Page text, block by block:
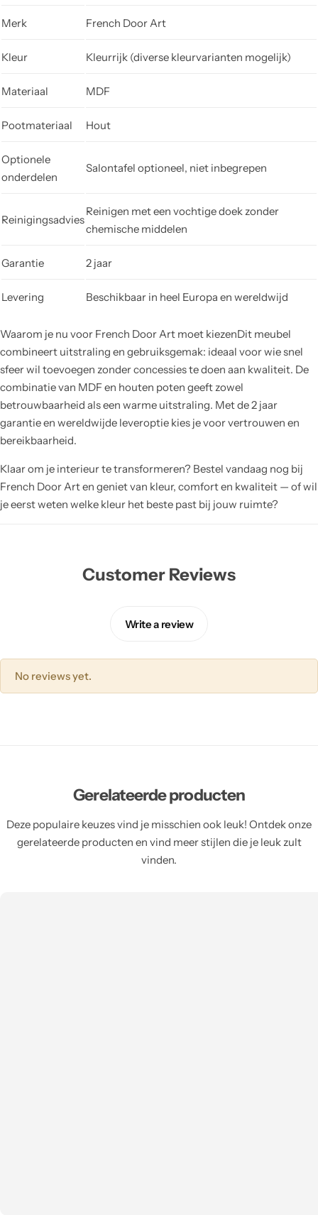
Merk French Door Art
Kleur Kleurrijk (diverse kleurvarianten mogelijk)
Materiaal MDF
Pootmateriaal Hout
Optionele
onderdelen
Salontafel optioneel, niet inbegrepen
Reinigingsadvies
Reinigen met een vochtige doek zonder
chemische middelen
Garantie 2 jaar
Levering Beschikbaar in heel Europa en wereldwijd
Waarom je nu voor French Door Art moet kiezenDit meubel
combineert uitstraling en gebruiksgemak: ideaal voor wie snel
sfeer wil toevoegen zonder concessies te doen aan kwaliteit. De
combinatie van MDF en houten poten geeft zowel
betrouwbaarheid als een warme uitstraling. Met de 2 jaar
garantie en wereldwijde leveroptie kies je voor vertrouwen en
bereikbaarheid.
Klaar om je interieur te transformeren? Bestel vandaag nog bij
French Door Art en geniet van kleur, comfort en kwaliteit — of wil
je eerst weten welke kleur het beste past bij jouw ruimte?
Customer Reviews
Write a review
No reviews yet.
Gerelateerde producten
Deze populaire keuzes vind je misschien ook leuk! Ontdek onze
gerelateerde producten en vind meer stijlen die je leuk zult
vinden.